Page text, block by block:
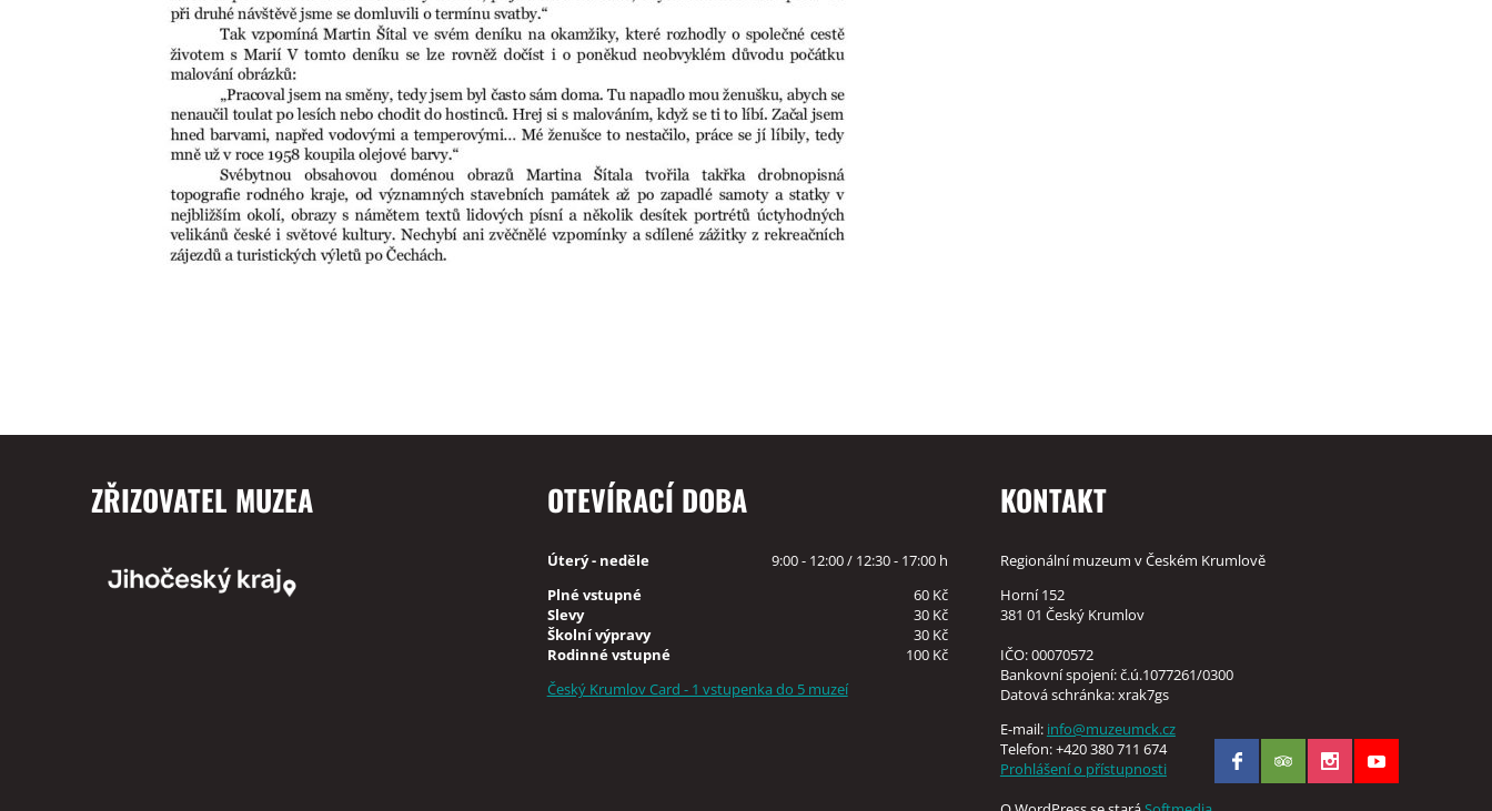
ZŘIZOVATEL MUZEA OTEVÍRACÍ DOBA
Úterý - neděle
9:00 - 12:00 / 12:30 - 17:00 h
Plné vstupné
60 Kč
Slevy
30 Kč
Školní výpravy
30 Kč
Rodinné vstupné
100 Kč
Český Krumlov Card - 1 vstupenka do 5 muzeí
KONTAKT
Regionální muzeum v Českém Krumlově
Horní 152
381 01 Český Krumlov
IČO: 00070572
Bankovní spojení: č.ú.1077261/0300
Datová schránka: xrak7gs
E-mail: info@muzeumck.cz
Telefon: +420 380 711 674
Prohlášení o přístupnosti